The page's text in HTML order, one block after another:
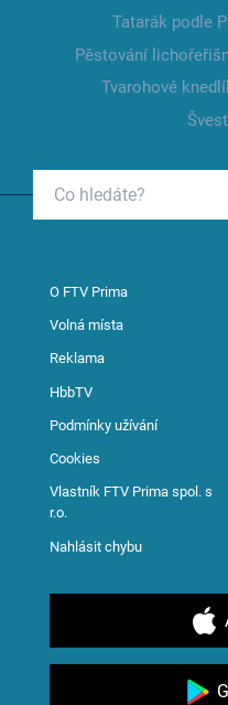
Tatarák podle
Pěstování
Tvarohové
O FTV Prima
Volná místa
Reklama
HbbTV
Podmínky užívání
Cookies
Vlastník FTV Prima spol. s
r.o.
Nahlásit chybu